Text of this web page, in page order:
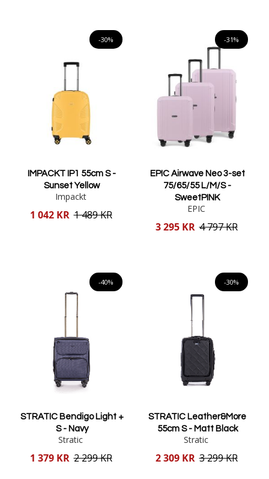
-30%
IMPACKT IP1 55cm S -
Sunset Yellow
Impackt
Reducerat
1 042 KR 1 489 KR
-31%
EPIC Airwave Neo 3-set
75/65/55 L/M/S -
SweetPINK
EPIC
Reducerat
3 295 KR 4 797 KR
-40%
STRATIC Bendigo Light +
S - Navy
Stratic
Reducerat
1 379 KR 2 299 KR
-30%
STRATIC Leather&More
55cm S - Matt Black
Stratic
Reducerat
2 309 KR 3 299 KR